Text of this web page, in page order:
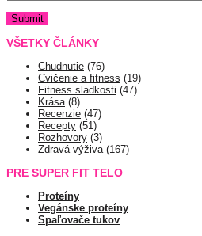
VŠETKY ČLÁNKY
Chudnutie (76)
Cvičenie a fitness (19)
Fitness sladkosti (47)
Krása(8)
Recenzie (47)
Recepty (51)
Rozhovory (3)
Zdravá výživa(167)
PRE SUPER FIT TELO
Proteíny
Vegánske proteíny
Spaľovače tukov